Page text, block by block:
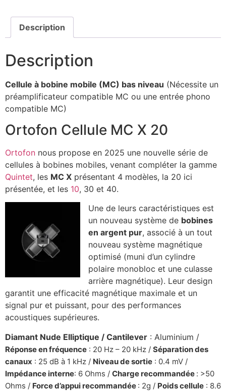
Description
Description
Cellule à bobine mobile (MC) bas niveau (Nécessite un
préamplificateur compatible MC ou une entrée phono
compatible MC)
Ortofon Cellule MC X 20
Ortofon nous propose en 2025 une nouvelle série de
cellules à bobines mobiles, venant compléter la gamme
Quintet, les MC X présentant 4 modèles, la 20 ici
présentée, et les 10, 30 et 40.
Une de leurs caractéristiques est
un nouveau système de bobines
en argent pur, associé à un tout
nouveau système magnétique
optimisé (muni d’un cylindre
polaire monobloc et une culasse
arrière magnétique). Leur design
garantit une efficacité magnétique maximale et un
signal pur et puissant, pour des performances
acoustiques supérieures.
Diamant Nude Elliptique / Cantilever : Aluminium /
Réponse en fréquence : 20 Hz – 20 kHz / Séparation des
canaux : 25 dB à 1 kHz / Niveau de sortie : 0.4 mV /
Impédance interne: 6 Ohms / Charge recommandée : >50
Ohms / Force d’appui recommandée : 2g / Poids cellule : 8.6